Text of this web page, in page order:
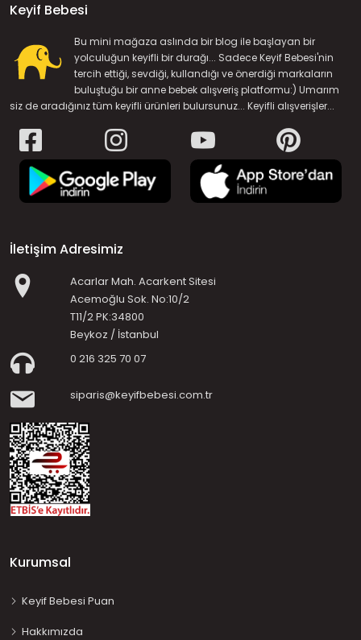
Keyif Bebesi
Bu mini mağaza aslında bir blog ile başlayan bir
yolculuğun keyifli bir durağı... Sadece Keyif Bebesi'nin
tercih ettiği, sevdiği, kullandığı ve önerdiği markaların
buluştuğu bir anne bebek alışveriş platformu:) Umarım
siz de aradığınız tüm keyifli ürünleri bulursunuz... Keyifli alışverişler...
İletişim Adresimiz
Acarlar Mah. Acarkent Sitesi
Acemoğlu Sok. No:10/2
T11/2 PK:34800
Beykoz / İstanbul
0 216 325 70 07
siparis@keyifbebesi.com.tr
Kurumsal
Keyif Bebesi Puan
Hakkımızda